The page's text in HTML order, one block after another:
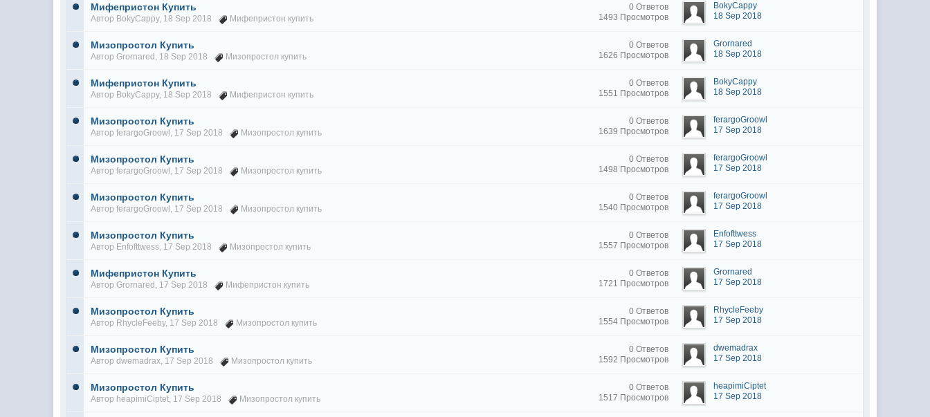
Мифепристон Купить
Автор BokyCappy, 18 Sep 2018 Мифепристон купить
0 Ответов
1493 Просмотров
BokyCappy
18 Sep 2018
Мизопростол Купить
АвторGrornared , 18 Sep 2018 Мизопростол купить
0 Ответов
1626 Просмотров
Grornared
18 Sep 2018
Мифепристон Купить
Автор BokyCappy, 18 Sep 2018 Мифепристон купить
0 Ответов
1551 Просмотров
BokyCappy
18 Sep 2018
Мизопростол Купить
АвторferargoGroowl , 17 Sep 2018 Мизопростол купить
0 Ответов
1639 Просмотров
ferargoGroowl
17 Sep 2018
Мизопростол Купить
АвторferargoGroowl , 17 Sep 2018 Мизопростол купить
0 Ответов
1498 Просмотров
ferargoGroowl
17 Sep 2018
Мизопростол Купить
АвторferargoGroowl , 17 Sep 2018 Мизопростол купить
0 Ответов
1540 Просмотров
ferargoGroowl
17 Sep 2018
Мизопростол Купить
Автор Enfofttwess, 17 Sep 2018 Мизопростол купить
0 Ответов
1557 Просмотров
Enfofttwess
17 Sep 2018
Мифепристон Купить
АвторGrornared , 17 Sep 2018 Мифепристон купить
0 Ответов
1721 Просмотров
Grornared
17 Sep 2018
Мизопростол Купить
Автор RhycleFeeby, 17 Sep 2018 Мизопростол купить
0 Ответов
1554 Просмотров
RhycleFeeby
17 Sep 2018
Мизопростол Купить
Авторdwemadrax, 17 Sep 2018 Мизопростол купить
0 Ответов
1592 Просмотров
dwemadrax
17 Sep 2018
Мизопростол Купить
Автор heapimiCiptet, 17 Sep 2018 Мизопростол купить
0 Ответов
1517 Просмотров
heapimiCiptet
17 Sep 2018